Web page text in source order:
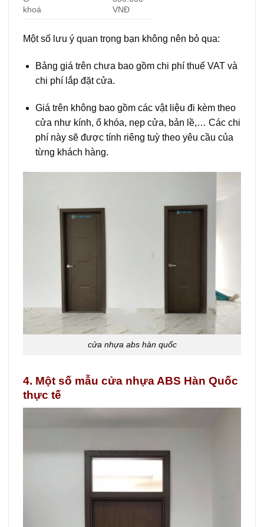
khoá
VNĐ
Một số lưu ý quan trọng bạn không nên bỏ qua:
Bảng giá trên chưa bao gồm chi phí thuế VAT và
chi phí lắp đặt cửa.
Giá trên không bao gồm các vật liệu đi kèm theo
cửa như kính, ổ khóa, nẹp cửa, bản lề,… Các chi
phí này sẽ được tính riêng tuỳ theo yêu cầu của
từng khách hàng.
cửa nhựa abs hàn quốc
4. Một số mẫu cửa nhựa ABS Hàn Quốc
thực tế